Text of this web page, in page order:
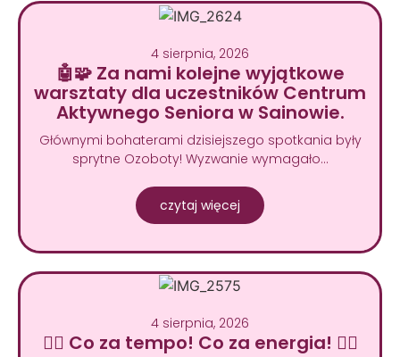
4 sierpnia, 2026
🤖🧩 Za nami kolejne wyjątkowe
warsztaty dla uczestników Centrum
Aktywnego Seniora w Sainowie.
Głównymi bohaterami dzisiejszego spotkania były
sprytne Ozoboty! Wyzwanie wymagało…
czytaj więcej
4 sierpnia, 2026
🚴‍♂️ Co za tempo! Co za energia! 🚴‍♀️